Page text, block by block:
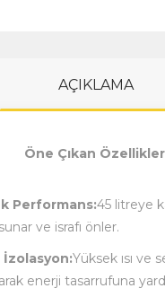
AÇIKLAMA
Öne Çıkan
Performans:45 litreye
ve israfı önler.
İzolasyon:Yüksek ısı ve
enerji tasarrufuna